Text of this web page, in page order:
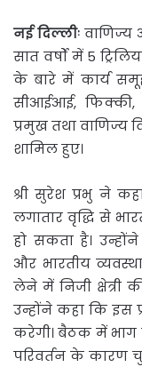
नई दिल्लीःवाणिज्य
सात वर्षों में 5
के बारे में कार्य
सीआईआई,
प्रमुख तथा वाणिज्य
शामिल हुए।
श्री सुरेश प्रभु ने
लगातार वृद्धि से
हो सकता है।
और भारतीय
लेने में निजी क्षेत्री
उन्होंने कहा कि इस
करेगी। बैठक में भाग
परिवर्तन के कारण